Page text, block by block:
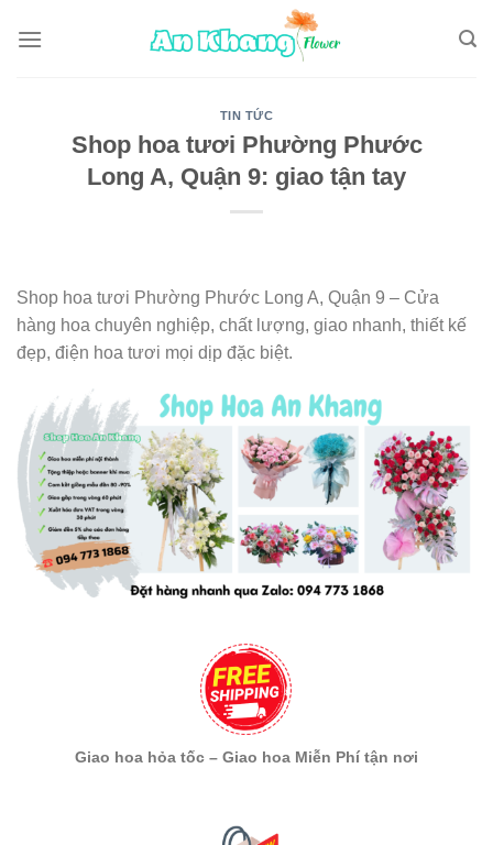
TIN TỨC
Shop hoa tươi Phường Phước
Long A, Quận 9: giao tận tay
Shop hoa tươi Phường Phước Long A, Quận 9 – Cửa
hàng hoa chuyên nghiệp, chất lượng, giao nhanh, thiết kế
đẹp, điện hoa tươi mọi dịp đặc biệt.
Giao hoa hỏa tốc – Giao hoa Miễn Phí tận nơi